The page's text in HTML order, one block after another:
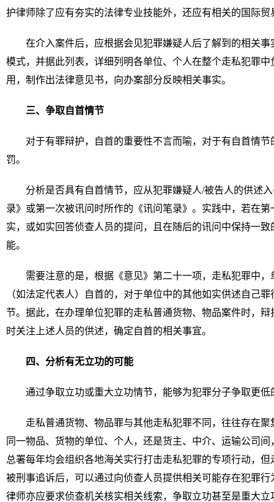
护律师除了应有夯实的法律专业技能外，还应有相关的国际贸
在介入案件后，应根据会见犯罪嫌疑人后了解到的相关
模式，并据此列表，详细列明各单位、个人在整个走私犯罪
用，制作出法律意见书，向办案部分反映相关事实。
三、争取自首情节
对于有罪辩护，自首的重要性不言而喻，对于有自首情
罚。
分析是否具有自首情节，应从犯罪嫌疑人/被告人的供述
录》或第一次被讯问时所作的《讯问笔录》。实践中，若在
实，或如实回答侦查人员的提问，且在随后的讯问中保持一
能。
需要注意的是，根据《意见》第二十一项，走私犯罪中
（如法定代表人）自首的，对于单位中的其他如实供述自己
节。据此，在办理单位犯罪的走私普通货物、物品案件时，
时关注上述人员的供述，确定自首的相关事宜。
四、分析有无立功的可能
通过争取立功或重大立功情节，能够为犯罪分子争取更低
走私普通货物、物品罪与其他走私犯罪不同，往往存在
同一物品、货物的单位、个人，还是货主、中介、运输公司
总署每年均会组织各地海关实行打击走私犯罪的专项行动，
被刑事追诉后，可以通过向侦查人员提供相关可能存在犯罪
律师亦应要求侦查机关核实相关线索，争取立功甚至是重大立